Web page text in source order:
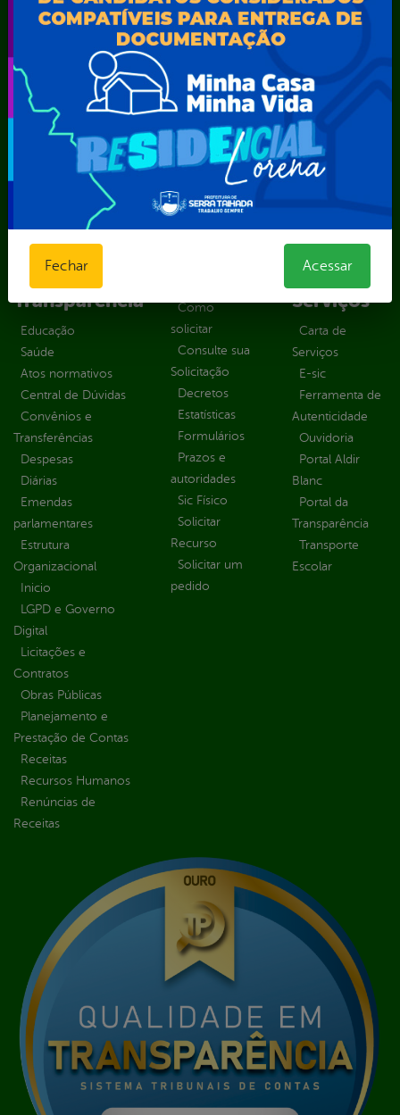
Secretaria Municipal de Esporte e Lazer – SEMEL
Secretaria Municipal de Finanças – SECFIN
Secretaria Municipal de Governo – SEGOV
Secretaria Municipal de Meio Ambiente – SEMA
Secretaria Municipal de Planejamento e Gestão – SEPLAG
Secretaria Municipal de Relações Institucionais – SEMRI
Secretaria Municipal de Saúde – SMS
Secretaria Municipal de Serviços Públicos – SEMUSP
Superintendência de Trânsito e Transportes de Serra
Talhada-STTRANS
Portal da
Transparência
Educação
Saúde
Atos normativos
Central de Dúvidas
Convênios e
Transferências
Despesas
Diárias
Emendas
parlamentares
Estrutura
Organizacional
Inicio
LGPD e Governo
Digital
Licitações e
Contratos
Obras Públicas
Planejamento e
Prestação de Contas
Receitas
Recursos Humanos
Renúncias de
Receitas
Como
solicitar
Consulte sua
Solicitação
Decretos
Estatísticas
Formulários
Prazos e
autoridades
Sic Físico
Solicitar
Recurso
Solicitar um
pedido
Outros
Serviços
Carta de
Serviços
E-sic
Ferramenta de
Autenticidade
Ouvidoria
Portal Aldir
Blanc
Portal da
Transparência
Transporte
Escolar
Fechar Acessar